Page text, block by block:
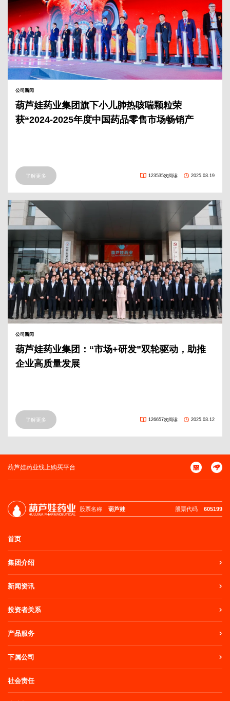
公司新闻
葫芦娃药业集团旗下小儿肺热咳喘颗粒荣
获“2024-2025年度中国药品零售市场畅销产
了解更多 123535次阅读 2025.03.19
公司新闻
葫芦娃药业集团：“市场+研发”双轮驱动，助推
企业高质量发展
了解更多 126657次阅读 2025.03.12
葫芦娃药业线上购买平台
股票名称 葫芦娃 股票代码 605199
首页
集团介绍
新闻资讯
投资者关系
产品服务
下属公司
社会责任